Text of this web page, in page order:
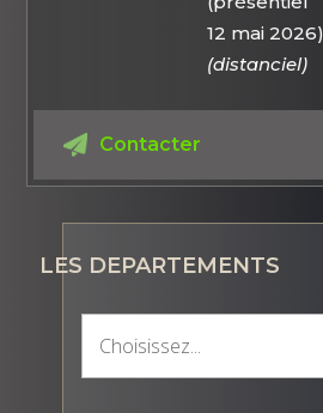
12 mai 2026)
(distanciel)
Contacter
LES DEPARTEMENTS